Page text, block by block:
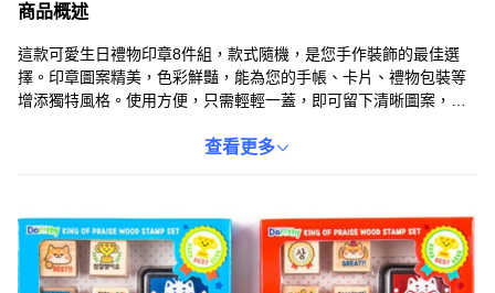
商品概述
這款可愛生日禮物印章8件組，款式隨機，是您手作裝飾的最佳選
擇。印章圖案精美，色彩鮮豔，能為您的手帳、卡片、禮物包裝等
增添獨特風格。使用方便，只需輕輕一蓋，即可留下清晰圖案，讓
選擇。讓這款印章為您的生活注入更多樂趣與創意。
查看更多